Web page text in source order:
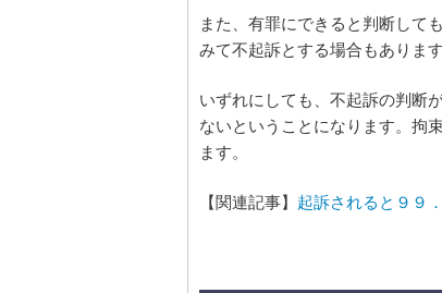
また、有罪にできると判断して
みて不起訴とする場合もありま
いずれにしても、不起訴の判断
ないということになります。拘
ます。
【関連記事】 起訴されると９９